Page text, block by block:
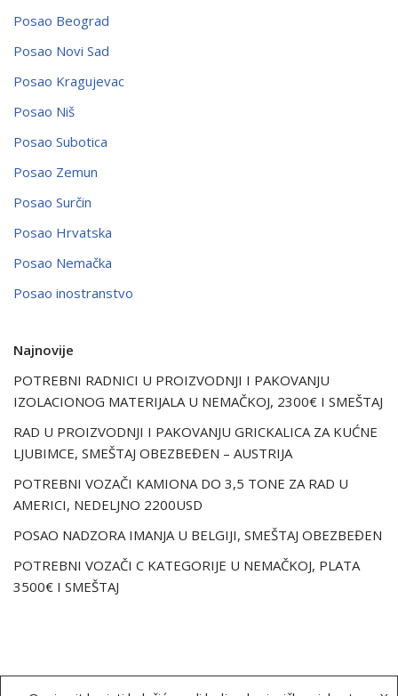
Posao Beograd
Posao Novi Sad
Posao Kragujevac
Posao Niš
Posao Subotica
Posao Zemun
Posao Surčin
Posao Hrvatska
Posao Nemačka
Posao inostranstvo
Najnovije
POTREBNI RADNICI U PROIZVODNJI I PAKOVANJU
IZOLACIONOG MATERIJALA U NEMAČKOJ, 2300€ I SMEŠTAJ
RAD U PROIZVODNJI I PAKOVANJU GRICKALICA ZA KUĆNE
LJUBIMCE, SMEŠTAJ OBEZBEĐEN – AUSTRIJA
POTREBNI VOZAČI KAMIONA DO 3,5 TONE ZA RAD U
AMERICI, NEDELJNO 2200USD
POSAO NADZORA IMANJA U BELGIJI, SMEŠTAJ OBEZBEĐEN
POTREBNI VOZAČI C KATEGORIJE U NEMAČKOJ, PLATA
3500€ I SMEŠTAJ